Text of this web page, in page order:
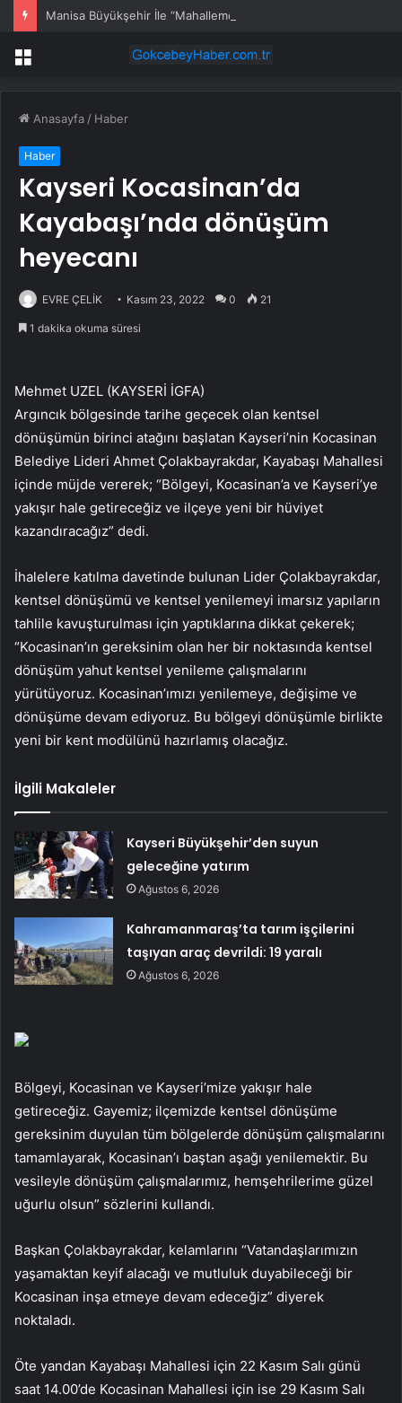
Manisa Büyükşehir İle “Mahallemde Şenlik Var”
Menü
Anasayfa / Haber
Haber
Kayseri Kocasinan’da
Kayabaşı’nda dönüşüm
heyecanı
EVRE ÇELİK Kasım 23, 2022 0 21
1 dakika okuma süresi
Mehmet UZEL (KAYSERİ İGFA)
Argıncık bölgesinde tarihe geçecek olan kentsel
dönüşümün birinci atağını başlatan Kayseri’nin Kocasinan
Belediye Lideri Ahmet Çolakbayrakdar, Kayabaşı Mahallesi
içinde müjde vererek; “Bölgeyi, Kocasinan’a ve Kayseri’ye
yakışır hale getireceğiz ve ilçeye yeni bir hüviyet
kazandıracağız” dedi.
İhalelere katılma davetinde bulunan Lider Çolakbayrakdar,
kentsel dönüşümü ve kentsel yenilemeyi imarsız yapıların
tahlile kavuşturulması için yaptıklarına dikkat çekerek;
“Kocasinan’ın gereksinim olan her bir noktasında kentsel
dönüşüm yahut kentsel yenileme çalışmalarını
yürütüyoruz. Kocasinan’ımızı yenilemeye, değişime ve
dönüşüme devam ediyoruz. Bu bölgeyi dönüşümle birlikte
yeni bir kent modülünü hazırlamış olacağız.
İlgili Makaleler
Kayseri Büyükşehir’den suyun
geleceğine yatırım
Ağustos 6, 2026
Kahramanmaraş’ta tarım işçilerini
taşıyan araç devrildi: 19 yaralı
Ağustos 6, 2026
Bölgeyi, Kocasinan ve Kayseri’mize yakışır hale
getireceğiz. Gayemiz; ilçemizde kentsel dönüşüme
gereksinim duyulan tüm bölgelerde dönüşüm çalışmalarını
tamamlayarak, Kocasinan’ı baştan aşağı yenilemektir. Bu
vesileyle dönüşüm çalışmalarımız, hemşehrilerime güzel
uğurlu olsun” sözlerini kullandı.
Başkan Çolakbayrakdar, kelamlarını “Vatandaşlarımızın
yaşamaktan keyif alacağı ve mutluluk duyabileceği bir
Kocasinan inşa etmeye devam edeceğiz” diyerek
noktaladı.
Öte yandan Kayabaşı Mahallesi için 22 Kasım Salı günü
saat 14.00’de Kocasinan Mahallesi için ise 29 Kasım Salı